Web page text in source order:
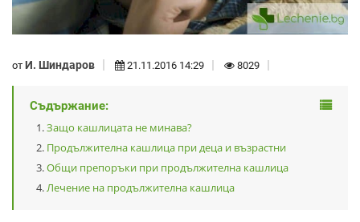
от И. Шиндаров 21.11.2016 14:29 8029
Съдържание:
Защо кашлицата не минава?
Продължителна кашлица при деца и възрастни
Общи препоръки при продължителна кашлица
Лечение на продължителна кашлица